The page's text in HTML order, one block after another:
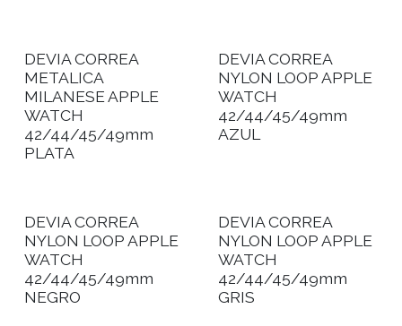
DEVIA CORREA
METALICA
MILANESE APPLE
WATCH
42/44/45/49mm
PLATA
DEVIA CORREA
NYLON LOOP APPLE
WATCH
42/44/45/49mm
AZUL
DEVIA CORREA
NYLON LOOP APPLE
WATCH
42/44/45/49mm
NEGRO
DEVIA CORREA
NYLON LOOP APPLE
WATCH
42/44/45/49mm
GRIS